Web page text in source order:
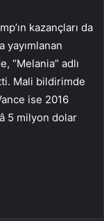
kazançları da
yayımlanan
“Melania” adlı
Mali bildirimde
ise 2016
5 milyon dolar